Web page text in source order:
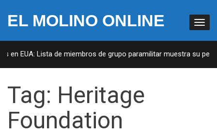
EL MOLINO ONLINE
en EUA: Lista de miembros de grupo paramilitar muestra su
Tag: Heritage
Foundation